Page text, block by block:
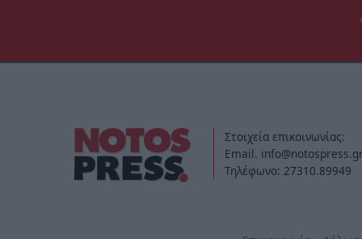
Στοιχεία επικοινωνίας:
Email. info@notospress.gr
Τηλέφωνο: 27310.89949